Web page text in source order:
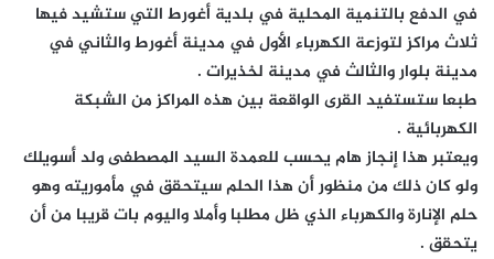
في الدفع بالتنمية المحلية في بلدية أغورط التي ستشيد فيها
ثلاث مراكز لتوزعة الكهرباء الأول في مدينة أغورط والثاني في
مدينة بلوار والثالث في مدينة لخذيرات .
طبعا ستستفيد القرى الواقعة بين هذه المراكز من الشبكة
الكهربائية .
ويعتبر هذا إنجاز هام يحسب للعمدة السيد المصطفى ولد أسويلك
ولو كان ذلك من منظور أن هذا الحلم سيتحقق في مأموريته وهو
حلم الإنارة والكهرباء الذي ظل مطلبا وأملا واليوم بات قريبا من أن
يتحقق .